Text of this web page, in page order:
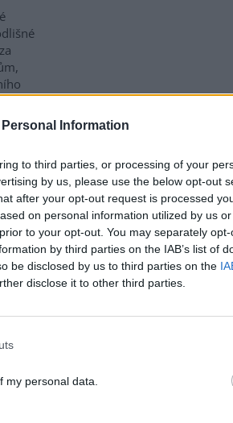
Information
to third parties, or processing of your
by us, please use the below opt-out
after your opt-out request is processed
on personal information utilized by us
to your opt-out. You may separately
by third parties on the IAB’s list of
be disclosed by us to third parties on the
disclose it to other third parties.
my personal data.
hluk